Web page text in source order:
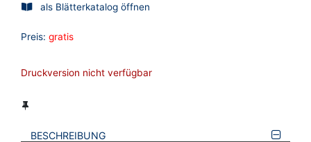
als Blätterkatalog öffnen
Preis: gratis
Druckversion nicht verfügbar
BESCHREIBUNG